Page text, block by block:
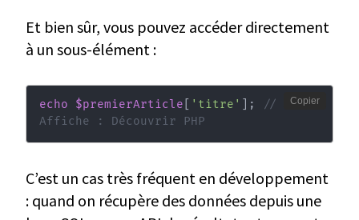
Et bien sûr, vous pouvez accéder directement
à un sous-élément :
echo $premierArticle 'titre' ;
//
Affiche : Découvrir PHP
Copier
C’est un cas très fréquent en développement
: quand on récupère des données depuis une